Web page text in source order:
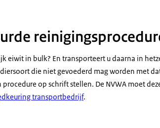
eiwit in bulk? En transporteert u daarna in
die niet gevoederd mag worden met
op schrift stellen. De NVWA moet
transportbedrijf.